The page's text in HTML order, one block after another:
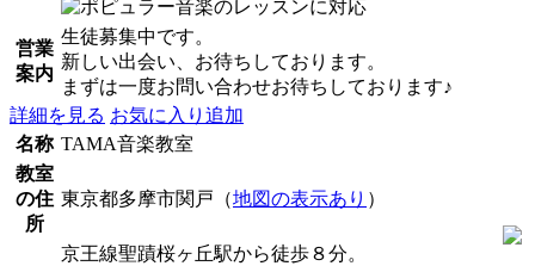
営業
案内
生徒募集中です。
新しい出会い、お待ちしております。
まずは一度お問い合わせお待ちしております♪
詳細を見る お気に入り追加
名称 TAMA音楽教室
教室
の住
所
東京都多摩市関戸（地図の表示あり ）
京王線聖蹟桜ヶ丘駅から徒歩８分。